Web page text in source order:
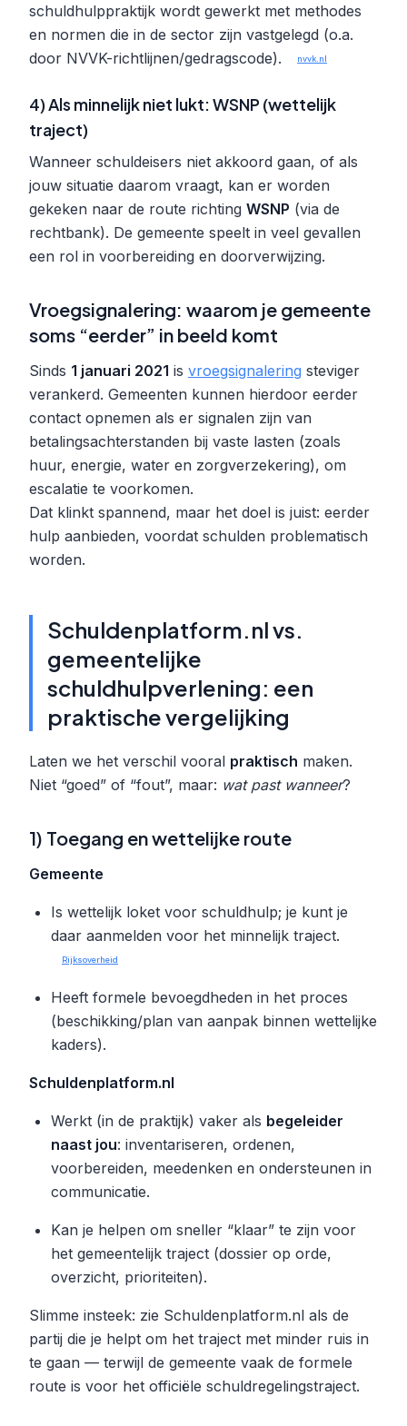
schuldhulppraktijk wordt gewerkt met methodes
en normen die in de sector zijn vastgelegd (o.a.
door NVVK-richtlijnen/gedragscode).
nvvk.nl
4) Als minnelijk niet lukt: WSNP (wettelijk
traject)
Wanneer schuldeisers niet akkoord gaan, of als
jouw situatie daarom vraagt, kan er worden
gekeken naar de route richting WSNP (via de
rechtbank). De gemeente speelt in veel gevallen
een rol in voorbereiding en doorverwijzing.
Vroegsignalering: waarom je gemeente
soms “eerder” in beeld komt
Sinds 1 januari 2021 is vroegsignalering steviger
verankerd. Gemeenten kunnen hierdoor eerder
contact opnemen als er signalen zijn van
betalingsachterstanden bij vaste lasten (zoals
huur, energie, water en zorgverzekering), om
escalatie te voorkomen.
Dat klinkt spannend, maar het doel is juist: eerder
hulp aanbieden, voordat schulden problematisch
worden.
Schuldenplatform.nl vs.
gemeentelijke
schuldhulpverlening: een
praktische vergelijking
Laten we het verschil vooral praktisch maken.
Niet “goed” of “fout”, maar: wat past wanneer?
1) Toegang en wettelijke route
Gemeente
Is wettelijk loket voor schuldhulp; je kunt je
daar aanmelden voor het minnelijk traject.
Rijksoverheid
Heeft formele bevoegdheden in het proces
(beschikking/plan van aanpak binnen wettelijke
kaders).
Schuldenplatform.nl
Werkt (in de praktijk) vaker als begeleider
naast jou: inventariseren, ordenen,
voorbereiden, meedenken en ondersteunen in
communicatie.
Kan je helpen om sneller “klaar” te zijn voor
het gemeentelijk traject (dossier op orde,
overzicht, prioriteiten).
Slimme insteek: zie Schuldenplatform.nl als de
partij die je helpt om het traject met minder ruis in
te gaan — terwijl de gemeente vaak de formele
route is voor het officiële schuldregelingstraject.